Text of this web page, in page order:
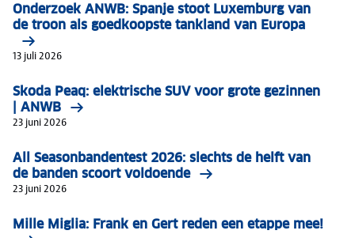
Onderzoek ANWB: Spanje stoot Luxemburg van
de troon als goedkoopste tankland van Europa
13 juli 2026
Skoda Peaq: elektrische SUV voor grote gezinnen
| ANWB
23 juni 2026
All Seasonbandentest 2026: slechts de helft van
de banden scoort voldoende
23 juni 2026
Mille Miglia: Frank en Gert reden een etappe mee!